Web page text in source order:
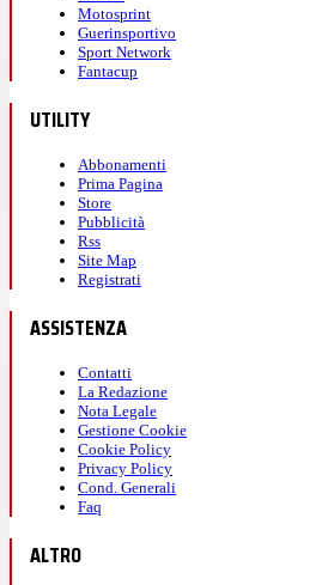
Como Caqueret lascia il posto
22:09
58' - Ammonito
Giallo per Luca Pellegrini.
22:08
53' - Triplo cambio
Dentro Isaksen, Noslin e
Motosprint
Guerinsportivo
Sport Network
Fantacup
UTILITY
Abbonamenti
Prima Pagina
Store
Pubblicità
Rss
Site Map
Registrati
ASSISTENZA
Contatti
La Redazione
Nota Legale
Gestione Cookie
Cookie Policy
Privacy Policy
Cond. Generali
Faq
ALTRO